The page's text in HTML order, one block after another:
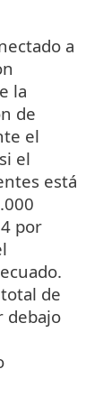
a
la
de
el
el
está
por
de
debajo